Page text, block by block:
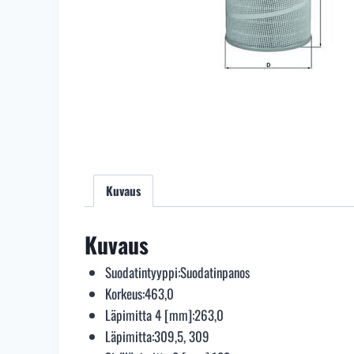
Kuvaus
Kuvaus
Suodatintyyppi:Suodatinpanos
Korkeus:463,0
Läpimitta 4 [mm]:263,0
Läpimitta:309,5, 309